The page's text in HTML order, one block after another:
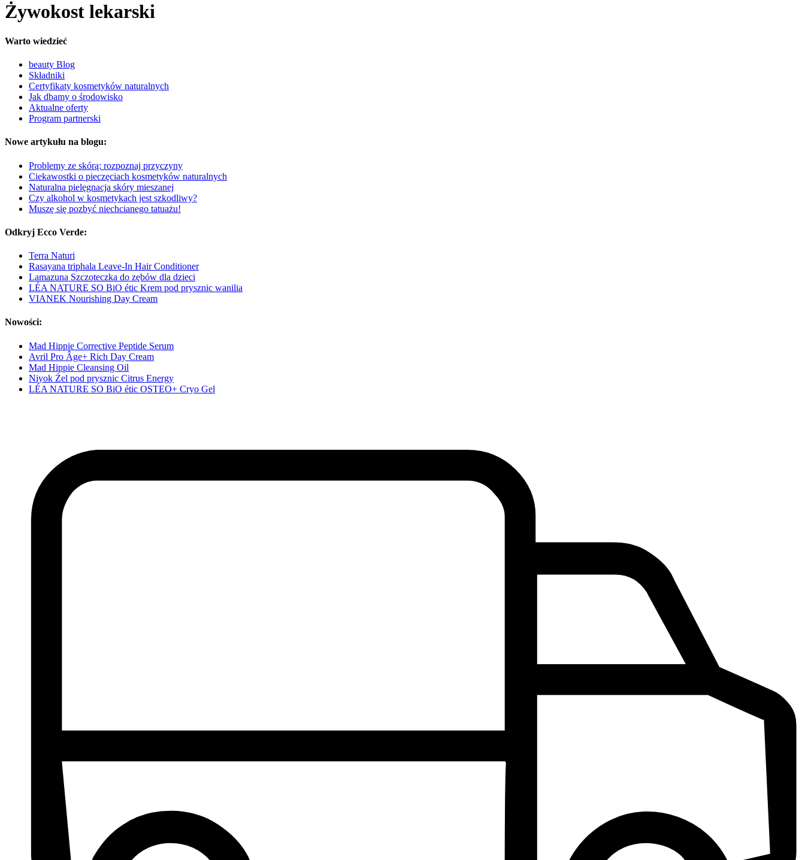
Żywokost lekarski
Warto wiedzieć
beauty Blog
Składniki
Certyfikaty kosmetyków naturalnych
Jak dbamy o środowisko
Aktualne oferty
Program partnerski
Nowe artykułu na blogu:
Problemy ze skórą: rozpoznaj przyczyny
Ciekawostki o pieczęciach kosmetyków naturalnych
Naturalna pielęgnacja skóry mieszanej
Czy alkohol w kosmetykach jest szkodliwy?
Muszę się pozbyć niechcianego tatuażu!
Odkryj Ecco Verde:
Terra Naturi
Rasayana triphala Leave-In Hair Conditioner
Lamazuna Szczoteczka do zębów dla dzieci
LÉA NATURE SO BiO étic Krem pod prysznic wanilia
VIANEK Nourishing Day Cream
Nowości:
Mad Hippie Corrective Peptide Serum
Avril Pro Âge+ Rich Day Cream
Mad Hippie Cleansing Oil
Niyok Żel pod prysznic Citrus Energy
LÉA NATURE SO BiO étic OSTEO+ Cryo Gel